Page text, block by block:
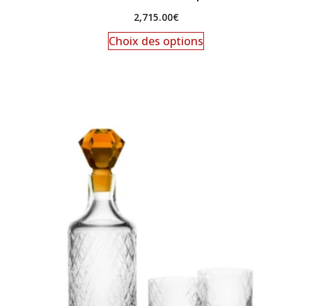
2,715.00€
Choix des options